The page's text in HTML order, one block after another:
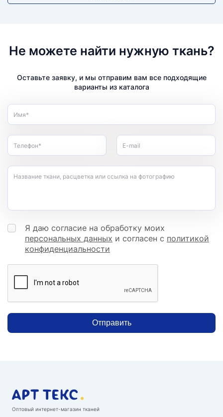
Не можете найти нужную ткань?
Оставьте заявку, и мы отправим вам все подходящие
варианты из каталога
Имя*
Телефон* E-mail
Название ткани, расцветка или ссылка на фотографию
Я даю согласие на обработку моих
персональных данных и согласен с политикой
конфиденциальности
Отправить
Оптовый интернет-магазин тканей